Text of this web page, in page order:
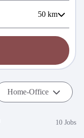
50 km
Home-Office
10 Jobs